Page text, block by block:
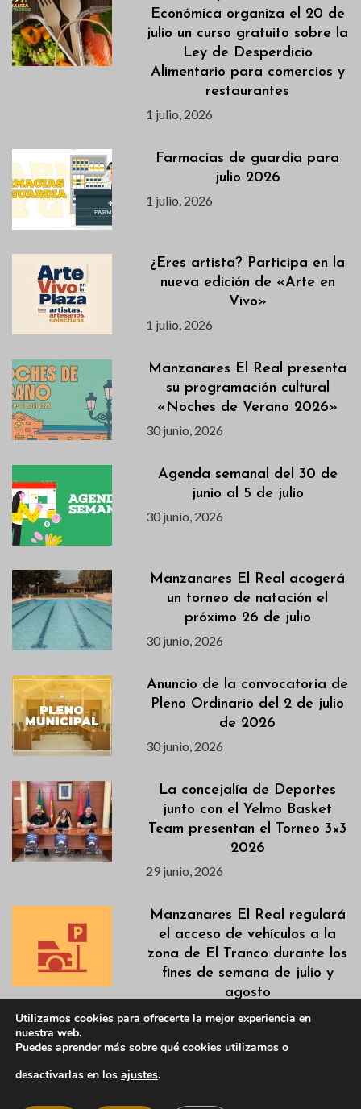
Económica organiza el 20 de
julio un curso gratuito sobre la
Ley de Desperdicio
Alimentario para comercios y
restaurantes
1 julio, 2026
Farmacias de guardia para
julio 2026
1 julio, 2026
¿Eres artista? Participa en la
nueva edición de «Arte en
Vivo»
1 julio, 2026
Manzanares El Real presenta
su programación cultural
«Noches de Verano 2026»
30 junio, 2026
Agenda semanal del 30 de
junio al 5 de julio
30 junio, 2026
Manzanares El Real acogerá
un torneo de natación el
próximo 26 de julio
30 junio, 2026
Anuncio de la convocatoria de
Pleno Ordinario del 2 de julio
de 2026
30 junio, 2026
La concejalía de Deportes
junto con el Yelmo Basket
Team presentan el Torneo 3×3
2026
29 junio, 2026
Manzanares El Real regulará
el acceso de vehículos a la
zona de El Tranco durante los
fines de semana de julio y
agosto
26 junio, 2026
Utilizamos cookies para ofrecerte la mejor experiencia en
nuestra web.
Puedes aprender más sobre qué cookies utilizamos o
desactivarlas en los ajustes.